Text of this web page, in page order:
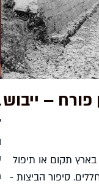
– ייבוש
שההתיישבות בארץ תקום או תיפול
סיפור הביצות -